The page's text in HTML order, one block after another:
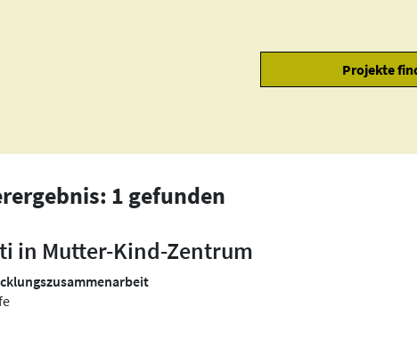
1 gefunden
in Mutter-Kind-Zentrum